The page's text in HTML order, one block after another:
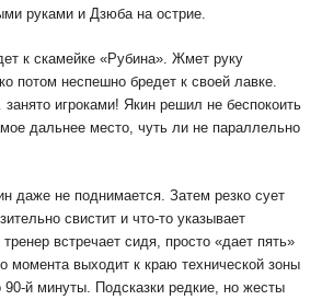
руками и Дзюба на острие.
к скамейке «Рубина». Жмет руку
потом неспешно бредет к своей лавке.
игроками! Якин решил не беспокоить
дальнее место, чуть ли не параллельно
даже не поднимается. Затем резко сует
свистит и что-то указывает
встречает сидя, просто «дает пять»
момента выходит к краю технической зоны
90-й минуты. Подсказки редкие, но жесты